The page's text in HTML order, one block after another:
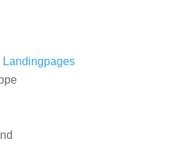
Landingpages